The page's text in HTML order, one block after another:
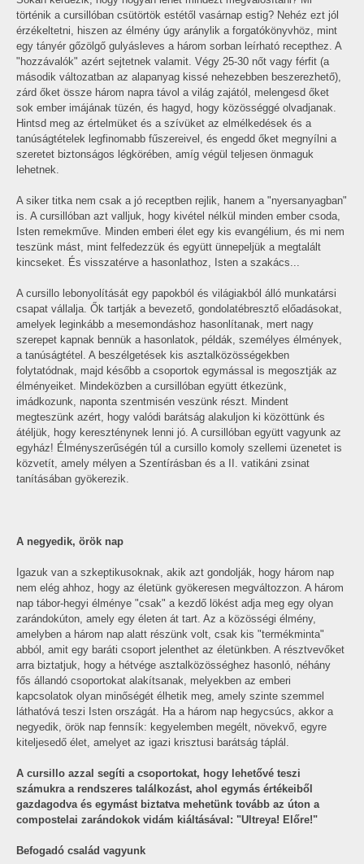
történik a cursillóban csütörtök estétől vasárnap estig? Nehéz ezt jól
érzékeltetni, hiszen az élmény úgy aránylik a forgatókönyvhöz, mint
egy tányér gőzölgő gulyásleves a három sorban leírható recepthez. A
"hozzávalók" azért sejtetnek valamit. Végy 25-30 nőt vagy férfit (a
második változatban az alapanyag kissé nehezebben beszerezhető),
zárd őket össze három napra távol a világ zajától, melengesd őket
sok ember imájának tüzén, és hagyd, hogy közösséggé olvadjanak.
Hintsd meg az értelmüket és a szívüket az elmélkedések és a
tanúságtételek legfinomabb fűszereivel, és engedd őket megnyílni a
szeretet biztonságos légkörében, amíg végül teljesen önmaguk
lehetnek.
A siker titka nem csak a jó receptben rejlik, hanem a "nyersanyagban"
is. A cursillóban azt valljuk, hogy kivétel nélkül minden ember csoda,
Isten remekműve. Minden emberi élet egy kis evangélium, és mi nem
teszünk mást, mint felfedezzük és együtt ünnepeljük a megtalált
kincseket. És visszatérve a hasonlathoz, Isten a szakács...
A cursillo lebonyolítását egy papokból és világiakból álló munkatársi
csapat vállalja. Ők tartják a bevezető, gondolatébresztő előadásokat,
amelyek leginkább a mesemondáshoz hasonlítanak, mert nagy
szerepet kapnak bennük a hasonlatok, példák, személyes élmények,
a tanúságtétel. A beszélgetések kis asztalközösségekben
folytatódnak, majd később a csoportok egymással is megosztják az
élményeiket. Mindeközben a cursillóban együtt étkezünk,
imádkozunk, naponta szentmisén veszünk részt. Mindent
megteszünk azért, hogy valódi barátság alakuljon ki közöttünk és
átéljük, hogy kereszténynek lenni jó. A cursillóban együtt vagyunk az
egyház! Élményszerűségén túl a cursillo komoly szellemi üzenetet is
közvetít, amely mélyen a Szentírásban és a II. vatikáni zsinat
tanításában gyökerezik.
A negyedik, örök nap
Igazuk van a szkeptikusoknak, akik azt gondolják, hogy három nap
nem elég ahhoz, hogy az életünk gyökeresen megváltozzon. A három
nap tábor-hegyi élménye "csak" a kezdő lökést adja meg egy olyan
zarándokúton, amely egy életen át tart. Az a közösségi élmény,
amelyben a három nap alatt részünk volt, csak kis "termékminta"
abból, amit egy baráti csoport jelenthet az életünkben. A résztvevőket
arra biztatjuk, hogy a hétvége asztalközösséghez hasonló, néhány
fős állandó csoportokat alakítsanak, melyekben az emberi
kapcsolatok olyan minőségét élhetik meg, amely szinte szemmel
láthatóvá teszi Isten országát. Ha a három nap hegycsúcs, akkor a
negyedik, örök nap fennsík: kegyelemben megélt, növekvő, egyre
kiteljesedő élet, amelyet az igazi krisztusi barátság táplál.
A cursillo azzal segíti a csoportokat, hogy lehetővé teszi
számukra a rendszeres találkozást, ahol egymás értékeiből
gazdagodva és egymást biztatva mehetünk tovább az úton a
compostelai zarándokok vidám kiáltásával: "Ultreya! Előre!"
Befogadó család vagyunk